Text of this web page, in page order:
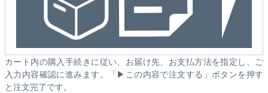
カート内の購入手続きに従い、お届け先、お支払方法を指定し、ご
入力内容確認に進みます。「▶この内容で注文する」ボタンを押す
と注文完了です。